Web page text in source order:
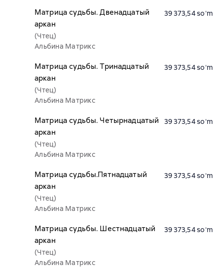
Матрица судьбы. Двенадцатый
аркан
(Чтец)
Альбина Матрикс
39 373,54 soʻm
Матрица судьбы. Тринадцатый
аркан
(Чтец)
Альбина Матрикс
39 373,54 soʻm
Матрица судьбы. Четырнадцатый
аркан
(Чтец)
Альбина Матрикс
39 373,54 soʻm
Матрица судьбы.Пятнадцатый
аркан
(Чтец)
Альбина Матрикс
39 373,54 soʻm
Матрица судьбы. Шестнадцатый
аркан
(Чтец)
Альбина Матрикс
39 373,54 soʻm